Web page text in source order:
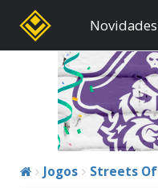
Novidades
Jogos Streets